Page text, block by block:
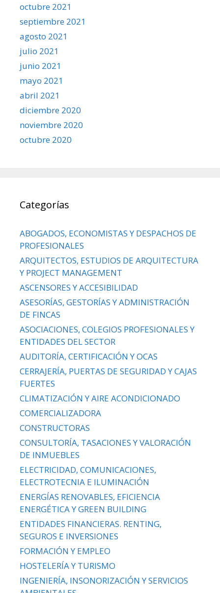
octubre 2021
septiembre 2021
agosto 2021
julio 2021
junio 2021
mayo 2021
abril 2021
diciembre 2020
noviembre 2020
octubre 2020
Categorías
ABOGADOS, ECONOMISTAS Y DESPACHOS DE
PROFESIONALES
ARQUITECTOS, ESTUDIOS DE ARQUITECTURA
Y PROJECT MANAGEMENT
ASCENSORES Y ACCESIBILIDAD
ASESORÍAS, GESTORÍAS Y ADMINISTRACIÓN
DE FINCAS
ASOCIACIONES, COLEGIOS PROFESIONALES Y
ENTIDADES DEL SECTOR
AUDITORÍA, CERTIFICACIÓN Y OCAS
CERRAJERÍA, PUERTAS DE SEGURIDAD Y CAJAS
FUERTES
CLIMATIZACIÓN Y AIRE ACONDICIONADO
COMERCIALIZADORA
CONSTRUCTORAS
CONSULTORÍA, TASACIONES Y VALORACIÓN
DE INMUEBLES
ELECTRICIDAD, COMUNICACIONES,
ELECTROTECNIA E ILUMINACIÓN
ENERGÍAS RENOVABLES, EFICIENCIA
ENERGÉTICA Y GREEN BUILDING
ENTIDADES FINANCIERAS. RENTING,
SEGUROS E INVERSIONES
FORMACIÓN Y EMPLEO
HOSTELERÍA Y TURISMO
INGENIERÍA, INSONORIZACIÓN Y SERVICIOS